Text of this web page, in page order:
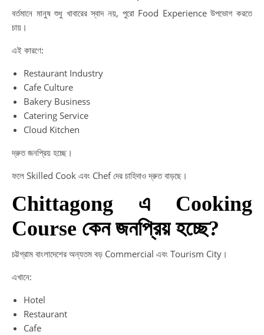
বর্তমানে মানুষ শুধু খাবারের স্বাদ নয়, পুরো Food Experience উপভোগ করতে
চায়।
এই কারণে:
Restaurant Industry
Cafe Culture
Bakery Business
Catering Service
Cloud Kitchen
দ্রুত জনপ্রিয় হচ্ছে।
ফলে Skilled Cook এবং Chef দের চাহিদাও দ্রুত বাড়ছে।
Chittagong এ Cooking
Course কেন জনপ্রিয় হচ্ছে?
চট্টগ্রাম বাংলাদেশের অন্যতম বড় Commercial এবং Tourism City।
এখানে:
Hotel
Restaurant
Cafe